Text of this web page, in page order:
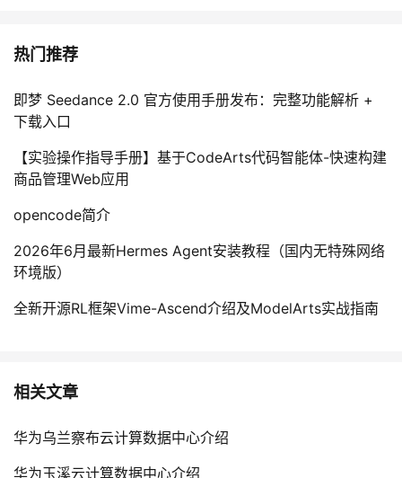
热门推荐
即梦 Seedance 2.0 官方使用手册发布：完整功能解析 +
下载入口
【实验操作指导手册】基于CodeArts代码智能体-快速构建
商品管理Web应用
opencode简介
2026年6月最新Hermes Agent安装教程（国内无特殊网络
环境版）
全新开源RL框架Vime-Ascend介绍及ModelArts实战指南
相关文章
华为乌兰察布云计算数据中心介绍
华为玉溪云计算数据中心介绍